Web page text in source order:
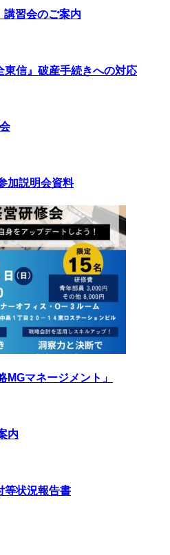
習会のご案内
東信』破産手続きへの対応
加説明会資料
MGマネージメント」
内
等状況報告書